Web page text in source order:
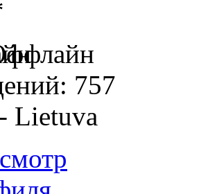
757
Lietuva